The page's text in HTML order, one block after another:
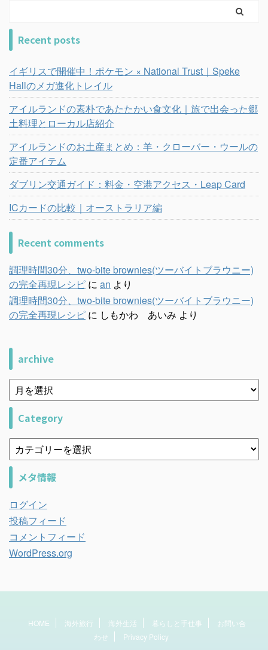
Recent posts
イギリスで開催中！ポケモン × National Trust｜Speke
Hallのメガ進化トレイル
アイルランドの素朴であたたかい食文化｜旅で出会った郷
土料理とローカル店紹介
アイルランドのお土産まとめ：羊・クローバー・ウールの
定番アイテム
ダブリン交通ガイド：料金・空港アクセス・Leap Card
ICカードの比較｜オーストラリア編
Recent comments
調理時間30分、two-bite brownies(ツーバイトブラウニー)
の完全再現レシピ に an より
調理時間30分、two-bite brownies(ツーバイトブラウニー)
の完全再現レシピ に しもかわ あいみ より
archive
Category
メタ情報
ログイン
投稿フィード
コメントフィード
WordPress.org
HOME 海外旅行 海外生活 暮らしと手仕事
お問い合
わせ
Privacy Policy